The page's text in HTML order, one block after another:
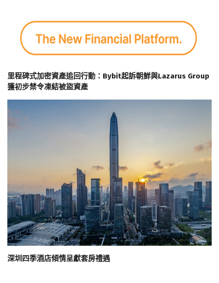
里程碑式加密資產追回行動：Bybit起訴朝鮮與Lazarus Group
獲初步禁令凍結被盜資產
深圳四季酒店傾情呈獻套房禮遇